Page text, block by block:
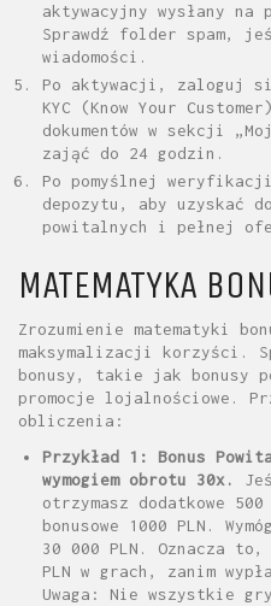
aktywacyjny wysłany na
Sprawdź folder spam,
wiadomości.
Po aktywacji, zaloguj
KYC (Know Your
dokumentów w sekcji
zająć do 24 godzin.
Po pomyślnej
depozytu, aby uzyskać
powitalnych i pełnej
MATEMATYKA
Zrozumienie matematyki
maksymalizacji korzyści.
bonusy, takie jak bonusy
promocje lojalnościowe.
obliczenia:
Przykład 1: Bonus
wymogiem obrotu 30x.
otrzymasz dodatkowe
bonusowe 1000 PLN.
30 000 PLN. Oznacza
PLN w grach, zanim
Uwaga: Nie wszystkie